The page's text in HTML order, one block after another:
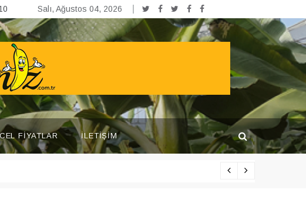
Salı, Ağustos 04, 2026
FIYATLAR İLETIŞIM